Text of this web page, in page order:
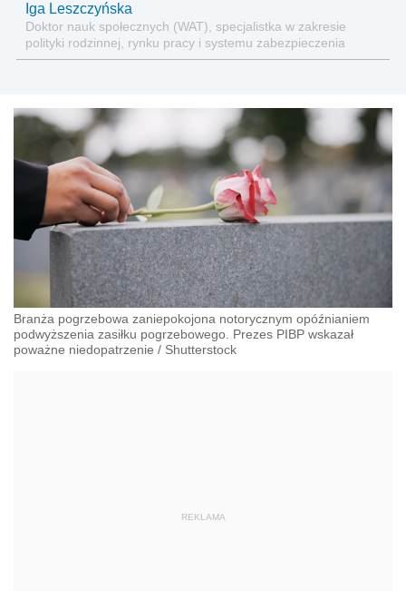
Iga Leszczyńska
Doktor nauk społecznych (WAT), specjalistka w zakresie
polityki rodzinnej, rynku pracy i systemu zabezpieczenia
społecznego.
Branża pogrzebowa zaniepokojona notorycznym opóźnianiem
podwyższenia zasiłku pogrzebowego. Prezes PIBP wskazał
poważne niedopatrzenie / Shutterstock